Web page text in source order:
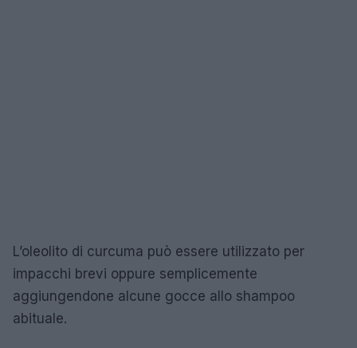
L’oleolito di curcuma può essere utilizzato per
impacchi brevi oppure semplicemente
aggiungendone alcune gocce allo shampoo
abituale.